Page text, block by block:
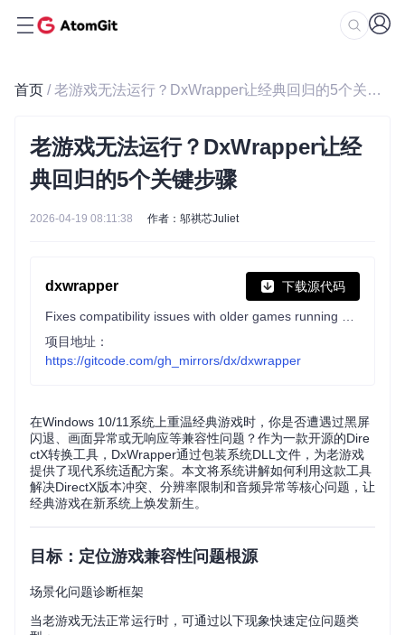
首页 / 老游戏无法运行？DxWrapper让经典回归的5个关键步骤
老游戏无法运行？DxWrapper让经
典回归的5个关键步骤
2026-04-19 08:11:38 作者：邬祺芯Juliet
dxwrapper 下载源代码
项目地址：
https://gitcode.com/gh_mirrors/dx/dxwrapper
在Windows 10/11系统上重温经典游戏时，你是否遭遇过黑屏
闪退、画面异常或无响应等兼容性问题？作为一款开源的Dire
ctX转换工具，DxWrapper通过包装系统DLL文件，为老游戏
提供了现代系统适配方案。本文将系统讲解如何利用这款工具
解决DirectX版本冲突、分辨率限制和音频异常等核心问题，让
经典游戏在新系统上焕发新生。
目标：定位游戏兼容性问题根源
场景化问题诊断框架
当老游戏无法正常运行时，可通过以下现象快速定位问题类